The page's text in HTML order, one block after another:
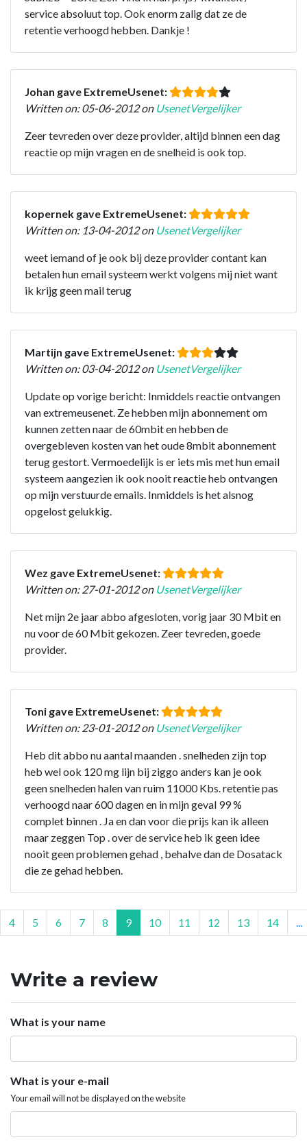
service absoluut top. Ook enorm zalig dat ze de
retentie verhoogd hebben. Dankje !
Johan gave ExtremeUsenet:
Written on: 05-06-2012 on UsenetVergelijker
Zeer tevreden over deze provider, altijd binnen een dag
reactie op mijn vragen en de snelheid is ook top.
kopernek gave ExtremeUsenet:
Written on: 13-04-2012 on UsenetVergelijker
weet iemand of je ook bij deze provider contant kan
betalen hun email systeem werkt volgens mij niet want
ik krijg geen mail terug
Martijn gave ExtremeUsenet:
Written on: 03-04-2012 on UsenetVergelijker
Update op vorige bericht: Inmiddels reactie ontvangen
van extremeusenet. Ze hebben mijn abonnement om
kunnen zetten naar de 60mbit en hebben de
overgebleven kosten van het oude 8mbit abonnement
terug gestort. Vermoedelijk is er iets mis met hun email
systeem aangezien ik ook nooit reactie heb ontvangen
op mijn verstuurde emails. Inmiddels is het alsnog
opgelost gelukkig.
Wez gave ExtremeUsenet:
Written on: 27-01-2012 on UsenetVergelijker
Net mijn 2e jaar abbo afgesloten, vorig jaar 30 Mbit en
nu voor de 60 Mbit gekozen. Zeer tevreden, goede
provider.
Toni gave ExtremeUsenet:
Written on: 23-01-2012 on UsenetVergelijker
Heb dit abbo nu aantal maanden . snelheden zijn top
heb wel ook 120 mg lijn bij ziggo anders kan je ook
geen snelheden halen van ruim 11000 Kbs. retentie pas
verhoogd naar 600 dagen en in mijn geval 99 %
complet binnen . Ja en dan voor die prijs kan ik alleen
maar zeggen Top . over de service heb ik geen idee
nooit geen problemen gehad , behalve dan de Dosatack
die ze gehad hebben.
4 5 6 7 8 9 10 11 12 13 14
Write a review
What is your name
What is your e-mail
Your email will not be displayed on the website